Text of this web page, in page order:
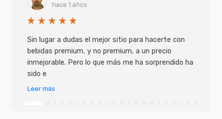
hace 1 años
Sin lugar a dudas el mejor sitio para hacerte con
bebidas premium, y no premium, a un precio
inmejorable. Pero lo que más me ha sorprendido ha
sido e
Leer más